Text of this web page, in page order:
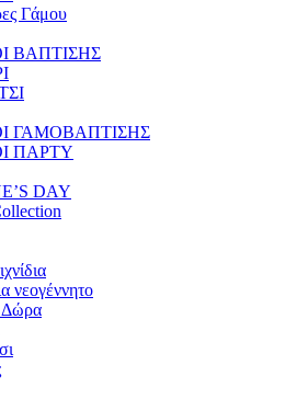
Γάμου
ΒΑΠΤΙΣΗΣ
ΓΑΜΟΒΑΠΤΙΣΗΣ
ΠΑΡΤΥ
DAY
νεογέννητο
Δώρα